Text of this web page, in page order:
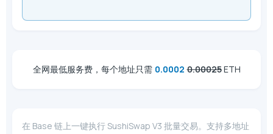
全网最低服务费，每个地址只需 0.0002 0.00025ETH
在 Base 链上一键执行 SushiSwap V3 批量交易。支持多地址